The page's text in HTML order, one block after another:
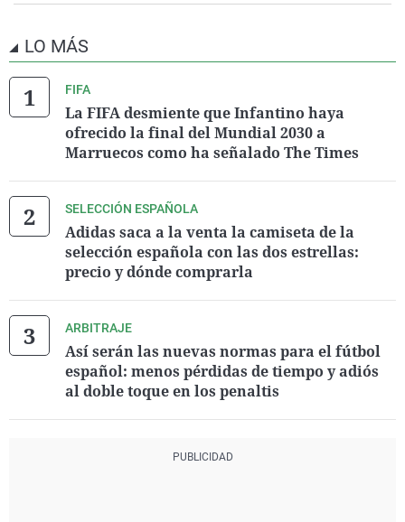
LO MÁS
FIFA
La FIFA desmiente que Infantino haya
ofrecido la final del Mundial 2030 a
Marruecos como ha señalado The Times
SELECCIÓN ESPAÑOLA
Adidas saca a la venta la camiseta de la
selección española con las dos estrellas:
precio y dónde comprarla
ARBITRAJE
Así serán las nuevas normas para el fútbol
español: menos pérdidas de tiempo y adiós
al doble toque en los penaltis